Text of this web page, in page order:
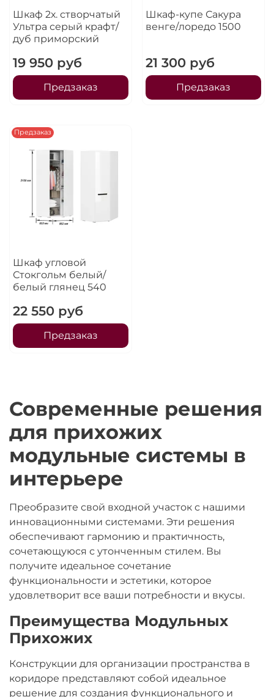
Шкаф 2х. створчатый
Ультра серый крафт/
дуб приморский
19 950 руб
Предзаказ
Шкаф-купе Сакура
венге/лоредо 1500
21 300 руб
Предзаказ
Предзаказ
Шкаф угловой
Стокгольм белый/
белый глянец 540
22 550 руб
Предзаказ
Современные решения
для прихожих
модульные системы в
интерьере
Преобразите свой входной участок с нашими
инновационными системами. Эти решения
обеспечивают гармонию и практичность,
сочетающуюся с утонченным стилем. Вы
получите идеальное сочетание
функциональности и эстетики, которое
удовлетворит все ваши потребности и вкусы.
Преимущества Модульных
Прихожих
Конструкции для организации пространства в
коридоре представляют собой идеальное
решение для создания функционального и